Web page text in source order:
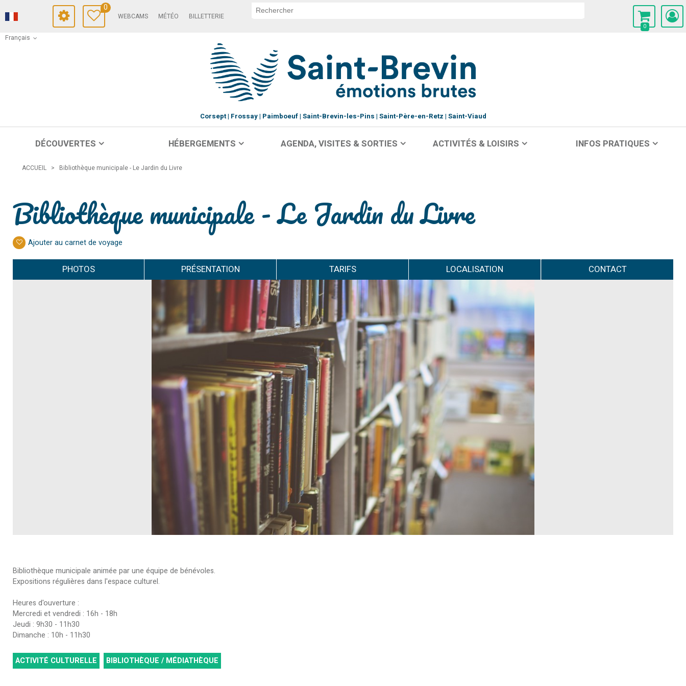
Français
0
WEBCAMS MÉTÉO BILLETTERIE
0
Corsept Frossay Paimboeuf Saint-Brevin-les-Pins Saint-Père-en-Retz Saint-Viaud
DÉCOUVERTES HÉBERGEMENTS AGENDA, VISITES & SORTIES ACTIVITÉS & LOISIRS INFOS PRATIQUES
ACCUEIL > Bibliothèque municipale - Le Jardin du Livre
Bibliothèque municipale - Le Jardin du Livre
Ajouter au carnet de voyage
PHOTOS PRÉSENTATION TARIFS LOCALISATION CONTACT
Bibliothèque municipale animée par une équipe de bénévoles.
Expositions régulières dans l'espace culturel.
Heures d'ouverture :
Mercredi et vendredi : 16h - 18h
Jeudi : 9h30 - 11h30
Dimanche : 10h - 11h30
ACTIVITÉ CULTURELLE BIBLIOTHÈQUE / MÉDIATHÈQUE